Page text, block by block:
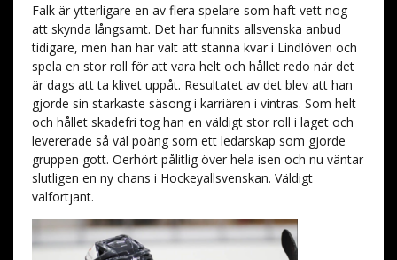
Falk är ytterligare en av flera spelare som haft vett nog
att skynda långsamt. Det har funnits allsvenska anbud
tidigare, men han har valt att stanna kvar i Lindlöven och
spela en stor roll för att vara helt och hållet redo när det
är dags att ta klivet uppåt. Resultatet av det blev att han
gjorde sin starkaste säsong i karriären i vintras. Som helt
och hållet skadefri tog han en väldigt stor roll i laget och
levererade så väl poäng som ett ledarskap som gjorde
gruppen gott. Oerhört pålitlig över hela isen och nu väntar
slutligen en ny chans i Hockeyallsvenskan. Väldigt
välförtjänt.